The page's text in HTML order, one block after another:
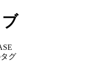
グ